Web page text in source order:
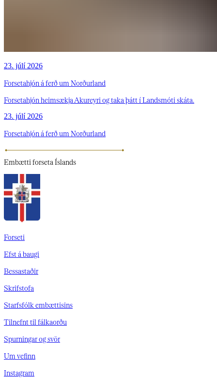
23. júlí 2026
Forsetahjón á ferð um Norðurland
Forsetahjón heimsækja Akureyri og taka þátt í Landsmóti skáta.
23. júlí 2026
Forsetahjón á ferð um Norðurland
Embætti forseta Íslands
Forseti
Efst á baugi
Bessastaðir
Skrifstofa
Starfsfólk embættisins
Tilnefnt til fálkaorðu
Spurningar og svör
Um vefinn
Instagram